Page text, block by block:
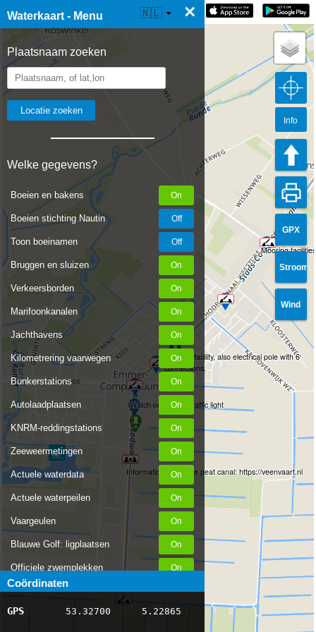
Waterkaart - Menu ×
Plaatsnaam zoeken
Welke gegevens?
Boeien en bakens
Boeien stichting Nautin
Toon boeinamen
Bruggen en sluizen
Verkeersborden
Marifoonkanalen
Jachthavens
Kilometrering vaarwegen
Bunkerstations
Autolaadplaatsen
KNRM-reddingstations
Zeeweermetingen
Actuele waterdata
Actuele waterpeilen
Vaargeulen
Blauwe Golf: ligplaatsen
Officiele zwemplekken
Stremmingen/hinder
AIS scheepsposities
Coördinaten
GPS 53.32700 5.22865
☰ Waterkaart Live 🇳🇱
GPX
Stroom
Wind
Information about the peat canal: https://veenvaart.nl
Mooring facility, also electrical pole with 6
connections.
Mooring
Watch out for the traffic light
Info